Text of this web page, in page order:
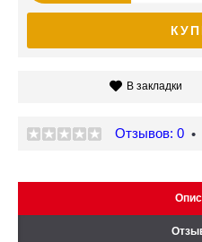
В закладки
Отзывов: 0 •